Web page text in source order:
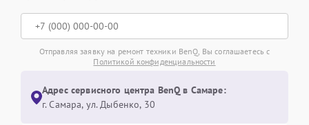
Отправляя заявку на ремонт техники BenQ, Вы соглашаетесь с
Политикой конфиденциальности
Адрес сервисного центра BenQ в Самаре:
г. Самара, ул. Дыбенко, 30